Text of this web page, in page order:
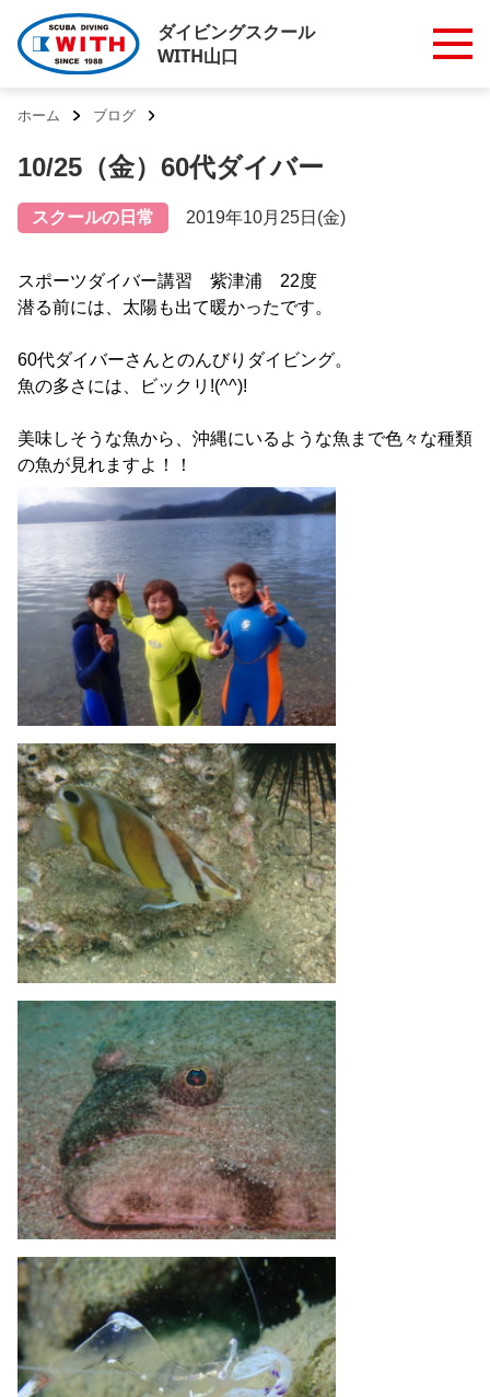
ダイビングスクール
WITH山口
ホーム ブログ
10/25（金）60代ダイバー
スクールの日常 2019年10月25日(金)
スポーツダイバー講習 紫津浦 22度
潜る前には、太陽も出て暖かったです。
60代ダイバーさんとのんびりダイビング。
魚の多さには、ビックリ!(^^)!
美味しそうな魚から、沖縄にいるような魚まで色々な種類
の魚が見れますよ！！